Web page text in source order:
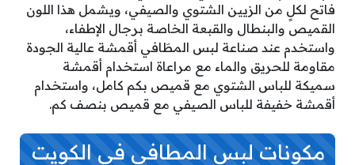
فاتح لكلٍ من الزيين الشتوي والصيفي، ويشمل هذا اللون
القميص والبنطال والقبعة الخاصة برجال الإطفاء،
واستخدم عند صناعة لبس المطَافي أقمشة عالية الجودة
مقاومة للحريق والماء مع مراعاة استخدام أقمشة
سميكة للباس الشتوي مع قميص بكم كامل، واستخدام
أقمشة خفيفة للباس الصيفي مع قميص بنصف كم.
مكونات لبس المطافي في الكويت